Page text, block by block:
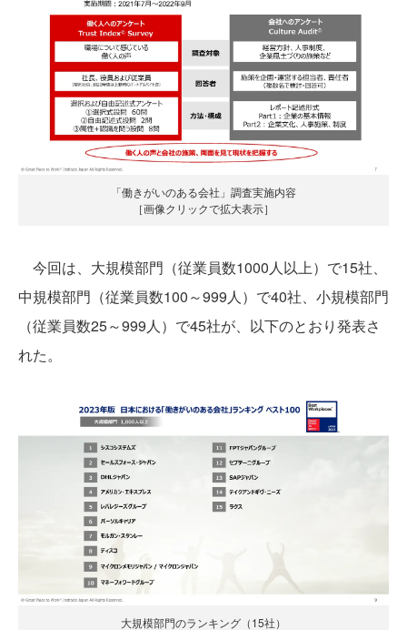
「働きがいのある会社」調査実施内容
［画像クリックで拡大表示］
今回は、大規模部門（従業員数1000人以上）で15社、
中規模部門（従業員数100～999人）で40社、小規模部門
（従業員数25～999人）で45社が、以下のとおり発表さ
れた。
大規模部門のランキング（15社）